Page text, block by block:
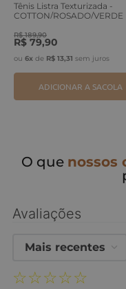
Tênis Listra Texturizada -
COTTON/ROSADO/VERDE
R$ 189,90
R$ 79,90
ou 6x de R$ 13,31 sem juros
ADICIONAR A SACOLA
O que nossos
Avaliações
☆☆☆☆☆
Mais recentes